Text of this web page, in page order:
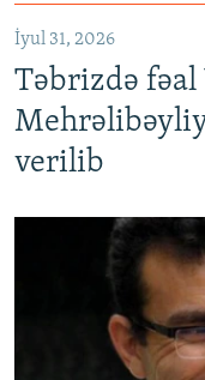
İyul 31, 2026
Təbrizdə fəal
verilib